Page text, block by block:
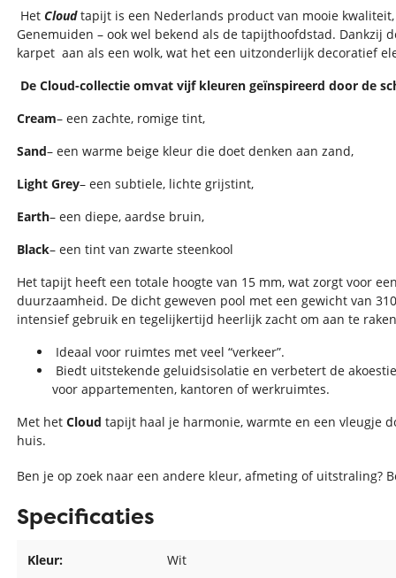
HetCloudtapijt is een Nederlands product van mooie
Genemuiden – ook wel bekend als de tapijthoofdstad. Dankzij
karpet aan als een wolk, wat het een uitzonderlijk decoratief
De Cloud-collectie omvat vijf kleuren geïnspireerd door de
Cream– een zachte, romige tint,
Sand– een warme beige kleur die doet denken aan zand,
Light Grey– een subtiele, lichte grijstint,
Earth– een diepe, aardse bruin,
Black– een tint van zwarte steenkool
Het tapijt heeft een totale hoogte van 15 mm, wat zorgt voor
duurzaamheid. De dicht geweven pool met een gewicht van
intensief gebruik en tegelijkertijd heerlijk zacht om aan te
Ideaal voor ruimtes met veel “verkeer”.
Biedt uitstekende geluidsisolatie en verbetert de
voor appartementen, kantoren of werkruimtes.
Met hetCloud tapijt haal je harmonie, warmte en een vleugje
huis.
Ben je op zoek naar een andere kleur, afmeting of uitstraling?
Specificaties
Kleur: Wit